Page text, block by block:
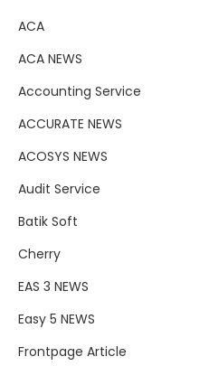
ACA
ACA NEWS
Accounting Service
ACCURATE NEWS
ACOSYS NEWS
Audit Service
Batik Soft
Cherry
EAS 3 NEWS
Easy 5 NEWS
Frontpage Article